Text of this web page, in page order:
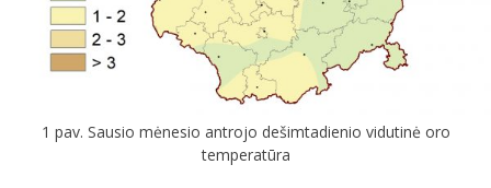
1 pav. Sausio mėnesio antrojo dešimtadienio vidutinė oro
temperatūra